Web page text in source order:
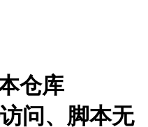
仓库
问、脚本无